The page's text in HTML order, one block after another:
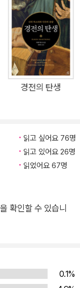
에만 의지해서는 안
될 만큼 매우 깊으며
요한 정보 말이다.
보를 전달하는 훌륭
기, 부족을 위해 자신
복한 이야기 등은 무
으며 감정적 소모가
-공유Share되고 리
은 삶에 필수불가결
륭한가에 달려 있었
고 성공에 이르는 패
와 그리스의 반신반
경전의 탄생
읽고 싶어요 76명
읽고 있어요 26명
읽었어요 67명
확인할 수 있습니
0.1%